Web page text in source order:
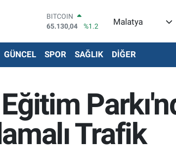
DOLAR
47,7436
%0.18
STERLİN
64,4811
%0.38
BİST100
13.773
%-19
BITCOIN
65.130,04
%1.2
Malatya
GÜNCEL SPOR SAĞLIK DİĞER
Trafik